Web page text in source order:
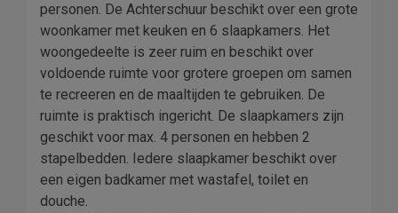
personen. De Achterschuur beschikt over een grote
woonkamer met keuken en 6 slaapkamers. Het
woongedeelte is zeer ruim en beschikt over
voldoende ruimte voor grotere groepen om samen
te recreeren en de maaltijden te gebruiken. De
ruimte is praktisch ingericht. De slaapkamers zijn
geschikt voor max. 4 personen en hebben 2
stapelbedden. Iedere slaapkamer beschikt over
een eigen badkamer met wastafel, toilet en
douche.